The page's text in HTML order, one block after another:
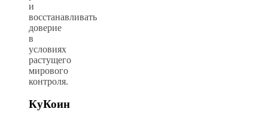
и
восстанавливать
доверие
в
условиях
растущего
мирового
контроля.
КуКоин